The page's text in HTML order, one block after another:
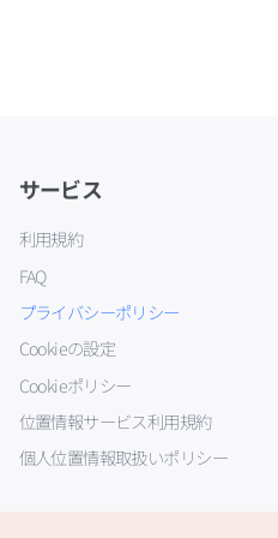
サービス
利用規約
FAQ
プライバシーポリシー
Cookieの設定
Cookieポリシー
位置情報サービス利用規約
個人位置情報取扱いポリシー